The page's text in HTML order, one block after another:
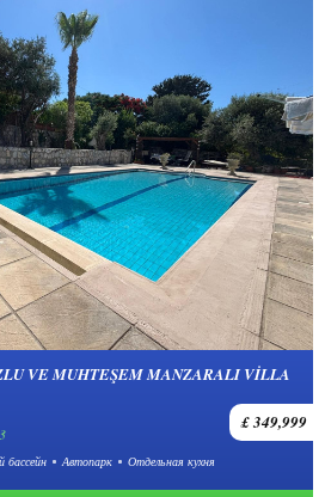
VE MUHTEŞEM MANZARALI VILLA
£ 349,999
бассейн Автопарк Отдельная кухня